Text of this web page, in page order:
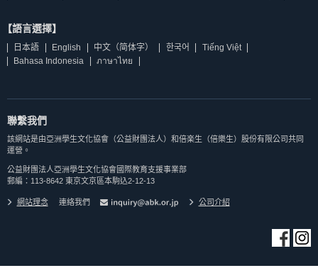
【語言選擇】
日本語 English 中文（简体字） 한국어
Tiếng Việt
Bahasa Indonesia
ภาษาไทย
聯繫我們
該網站是由亞洲學生文化協會（公益財團法人）和倍楽生（倍樂生）股份有限公司共同
運營。
公益財團法人亞洲學生文化協會國際教育支援事業部
郵編：113-8642 東京文京區本駒込2-12-13
網站理念 連絡我們 公司介紹